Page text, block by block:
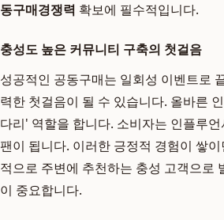
동구매경쟁력 확보에 필수적입니다.
충성도 높은 커뮤니티 구축의 첫걸음
성공적인 공동구매는 일회성 이벤트로
력한 첫걸음이 될 수 있습니다. 올바른
다리' 역할을 합니다. 소비자는 인플루
팬이 됩니다. 이러한 긍정적 경험이 쌓
적으로 주변에 추천하는 충성 고객으로
이 중요합니다.